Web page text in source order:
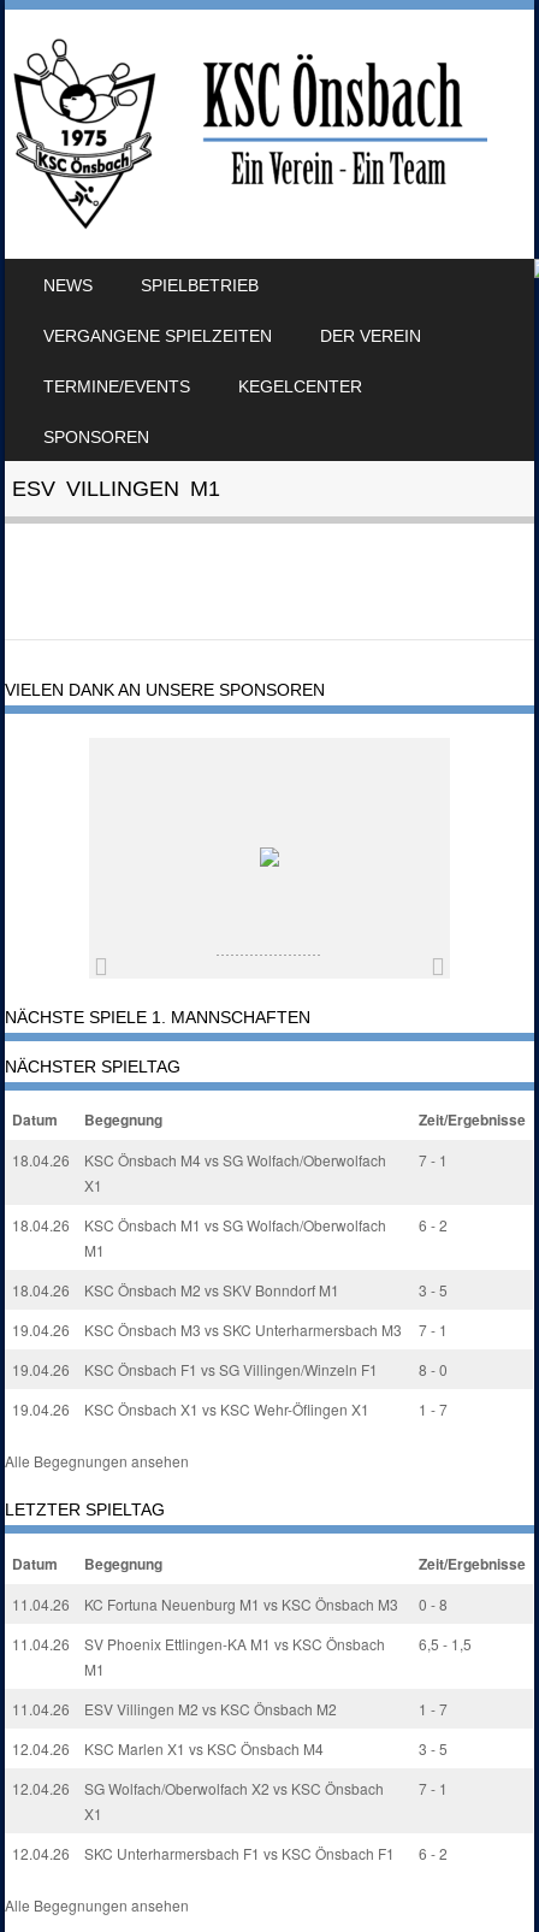
NEWS SPIELBETRIEB
VERGANGENE SPIELZEITEN DER VEREIN
TERMINE/EVENTS KEGELCENTER
SPONSOREN
ESV VILLINGEN M1
VIELEN DANK AN UNSERE SPONSOREN
NÄCHSTE SPIELE 1. MANNSCHAFTEN
NÄCHSTER SPIELTAG
Datum Begegnung Zeit/Ergebnisse
18.04.26
KSC Önsbach M4 vs SG Wolfach/Oberwolfach
X1
7 - 1
18.04.26
KSC Önsbach M1 vs SG Wolfach/Oberwolfach
M1
6 - 2
18.04.26 KSC Önsbach M2 vs SKV Bonndorf M1
3 - 5
19.04.26
KSC Önsbach M3 vs SKC Unterharmersbach M3
7 - 1
19.04.26
KSC Önsbach F1 vs SG Villingen/Winzeln F1
8 - 0
19.04.26
KSC Önsbach X1 vs KSC Wehr-Öflingen X1 1 - 7
Alle Begegnungen ansehen
LETZTER SPIELTAG
Datum Begegnung Zeit/Ergebnisse
11.04.26 KC Fortuna Neuenburg M1 vs KSC Önsbach M3
0 - 8
11.04.26
SV Phoenix Ettlingen-KA M1 vs KSC Önsbach
M1
6,5 - 1,5
11.04.26 ESV Villingen M2 vs KSC Önsbach M2
1 - 7
12.04.26
KSC Marlen X1 vs KSC Önsbach M4
3 - 5
12.04.26
SG Wolfach/Oberwolfach X2 vs KSC Önsbach
X1
7 - 1
12.04.26 SKC Unterharmersbach F1 vs KSC Önsbach F1 6 - 2
Alle Begegnungen ansehen